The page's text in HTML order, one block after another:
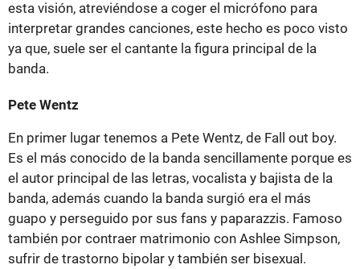
esta visión, atreviéndose a coger el micrófono para
interpretar grandes canciones, este hecho es poco visto
ya que, suele ser el cantante la figura principal de la
banda.
Pete Wentz
En primer lugar tenemos a Pete Wentz, de Fall out boy.
Es el más conocido de la banda sencillamente porque es
el autor principal de las letras, vocalista y bajista de la
banda, además cuando la banda surgió era el más
guapo y perseguido por sus fans y paparazzis. Famoso
también por contraer matrimonio con Ashlee Simpson,
sufrir de trastorno bipolar y también ser bisexual.